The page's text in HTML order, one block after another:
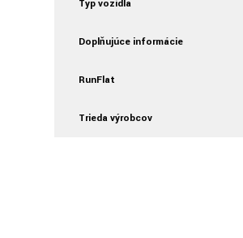
Typ vozidla
Doplňujúce informácie
RunFlat
Trieda výrobcov